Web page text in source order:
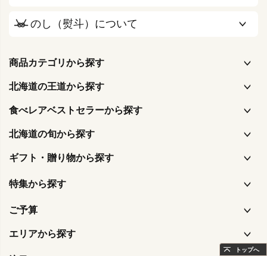
のし（熨斗）について
商品カテゴリから探す
北海道の王道から探す
食べレアベストセラーから探す
北海道の旬から探す
ギフト・贈り物から探す
特集から探す
ご予算
エリアから探す
トップへ